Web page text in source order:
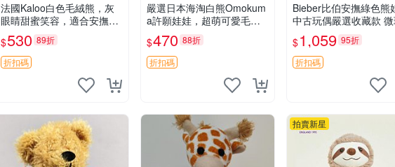
法國Kaloo白色毛絨熊，灰
眼睛甜蜜笑容，適合安撫逗
趣可愛，柔軟面料手感佳。
14 白色安撫熊 毛絨玩具 寶
寶逗樂具
$530 89折
折扣碼
嚴選日本海淘白熊Omokum
a許願娃娃，超萌可愛毛絨
公仔推薦收藏 白熊 Omoku
ma 毛絨玩具 偽裝娃娃 玩具
擺飾
$470 88折
折扣碼
Bieber比伯安撫綠色熊
中古玩偶嚴選收藏款
度使用 Bieber綠熊娃娃
古玩偶 微瑕
$1,059 95折
折扣碼
拍賣新星